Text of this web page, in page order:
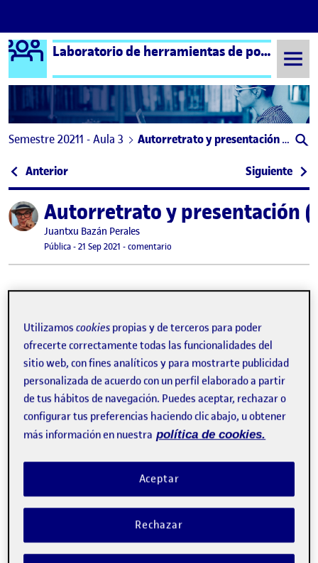
Saltar al contenido
Logo Ágora Laboratorio de herramientas de portafolios aula 3
Semestre 20211 - Aula 3 Autorretrato y presentación (Amor al arte)
Navegación de entradas
Anterior: NOVI Formación Siguiente:
Publicado porAutorretrato y presentación
Publicado por
Juantxu Bazán Perales
Visibilidad:
Pública-Fecha de publicación
21 Sep 2021 -comentario
Utilizamoscookies propias y de terceros para poder
ofrecerte correctamente todas las funcionalidades del
sitio web, con fines analíticos y para mostrarte publicidad
personalizada de acuerdo con un perfil elaborado a partir
de tus hábitos de navegación. Puedes aceptar, rechazar o
configurar tus preferencias haciendo clic abajo, u obtener
más información en nuestra política de cookies.
Rechazar
Aceptar